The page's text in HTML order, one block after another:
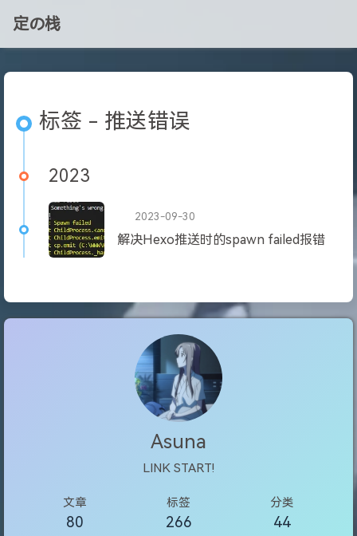
定の栈
标签 - 推送错误
2023
2023-09-30
解决Hexo推送时的spawn failed报错
Asuna
LINK START!
文章
80
标签
266
分类
44